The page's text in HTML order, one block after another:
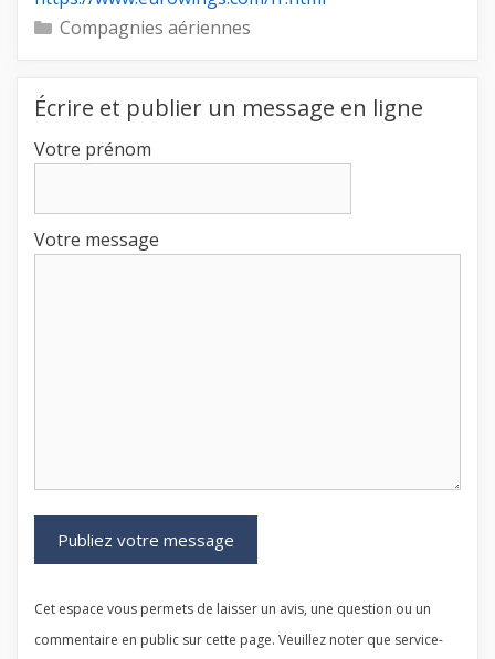
Catégories
Compagnies aériennes
Écrire et publier un message en ligne
Votre prénom
Votre message
Cet espace vous permets de laisser un avis, une question ou un
commentaire en public sur cette page. Veuillez noter que service-